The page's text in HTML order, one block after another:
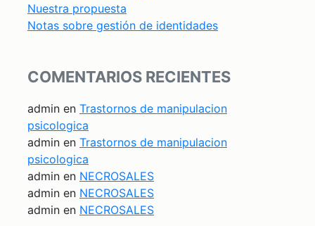
Nuestra propuesta
Notas sobre gestión de identidades
COMENTARIOS RECIENTES
admin en Trastornos de manipulacion
psicologica
admin en Trastornos de manipulacion
psicologica
admin en NECROSALES
admin en NECROSALES
admin en NECROSALES